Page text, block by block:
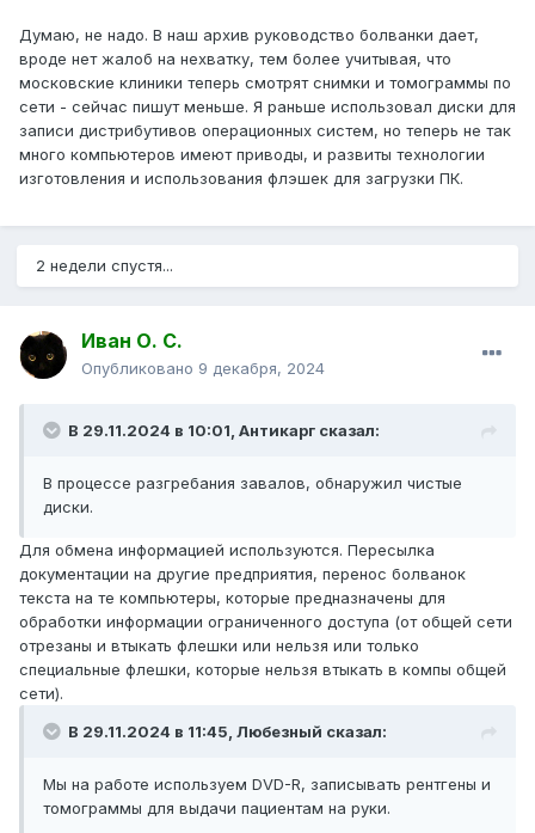
Думаю, не надо. В наш архив руководство болванки дает,
вроде нет жалоб на нехватку, тем более учитывая, что
московские клиники теперь смотрят снимки и томограммы по
сети - сейчас пишут меньше. Я раньше использовал диски для
записи дистрибутивов операционных систем, но теперь не так
много компьютеров имеют приводы, и развиты технологии
изготовления и использования флэшек для загрузки ПК.
2 недели спустя...
Иван О. С.
Опубликовано 9 декабря, 2024
В 29.11.2024 в 10:01, Антикарг сказал:
В процессе разгребания завалов, обнаружил чистые
диски.
Для обмена информацией используются. Пересылка
документации на другие предприятия, перенос болванок
текста на те компьютеры, которые предназначены для
обработки информации ограниченного доступа (от общей сети
отрезаны и втыкать флешки или нельзя или только
специальные флешки, которые нельзя втыкать в компы общей
сети).
В 29.11.2024 в 11:45, Любезный сказал:
Мы на работе используем DVD-R, записывать рентгены и
томограммы для выдачи пациентам на руки.